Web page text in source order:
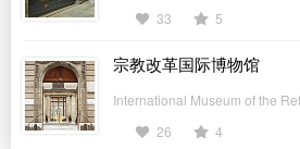
33
5
宗教改革国际博物馆
International Museum of the
26
4